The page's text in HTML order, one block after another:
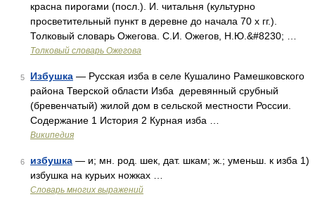
красна пирогами (посл.). И. читальня (культурно
просветительный пункт в деревне до начала 70 х гг.).
Толковый словарь Ожегова. С.И. Ожегов, Н.Ю.&#8230; …
Толковый словарь Ожегова
5 Избушка — Русская изба в селе Кушалино Рамешковского
района Тверской области Изба деревянный срубный
(бревенчатый) жилой дом в сельской местности России.
Содержание 1 История 2 Курная изба …
Википедия
6 избушка — и; мн. род. шек, дат. шкам; ж.; уменьш. к изба 1)
избушка на курьих ножках …
Словарь многих выражений